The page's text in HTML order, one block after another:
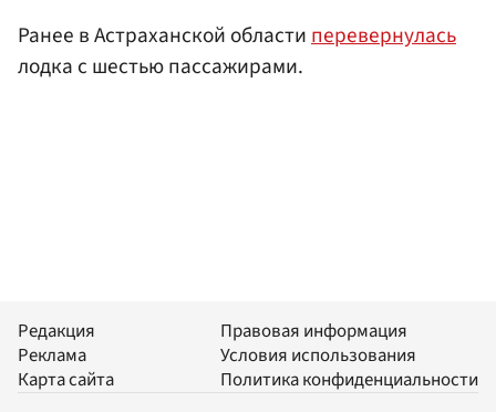
Ранее в Астраханской областиперевернулась
лодка с шестью пассажирами.
Редакция
Реклама
Карта сайта
Правовая информация
Условия использования
Политика конфиденциальности